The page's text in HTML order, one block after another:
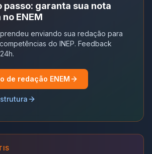
passo: garanta sua nota
ENEM
enviando sua redação para
do INEP. Feedback
de redação ENEM